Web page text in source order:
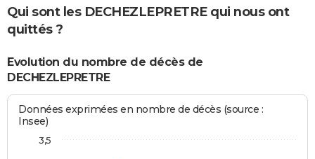
Qui sont les DECHEZLEPRETRE qui nous ont
quittés ?
Evolution du nombre de décès de
DECHEZLEPRETRE
Données exprimées en nombre de décès (source :
Insee)
3,5